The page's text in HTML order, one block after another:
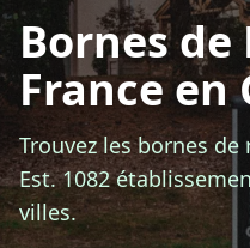
-
Bornes de
France en
Trouvez les bornes
Est. 1082
villes.